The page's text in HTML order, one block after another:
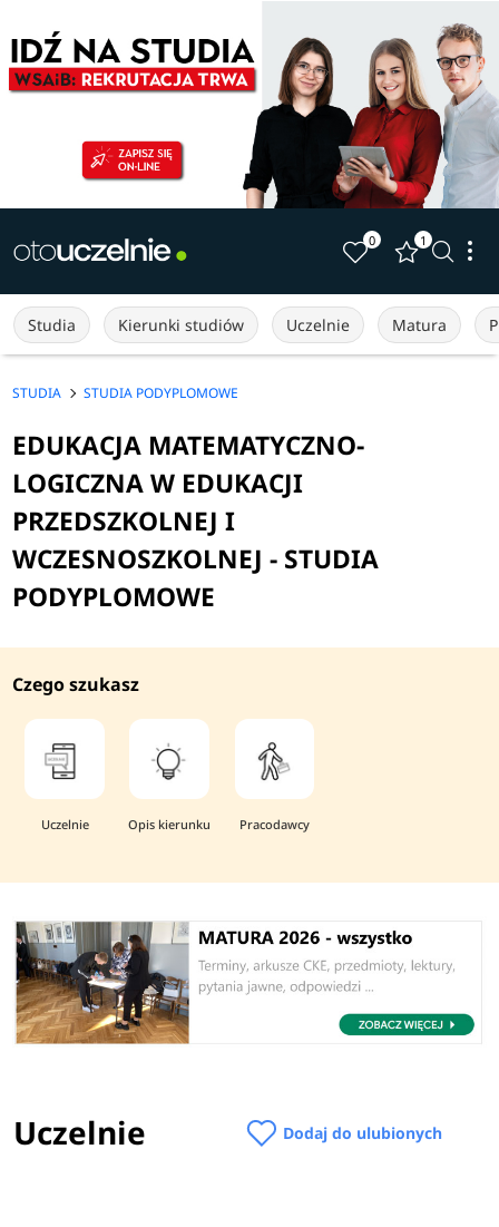
0 1
Studia Kierunki studiów Uczelnie Matura
STUDIA STUDIA PODYPLOMOWE
EDUKACJA MATEMATYCZNO-
LOGICZNA W EDUKACJI
PRZEDSZKOLNEJ I
WCZESNOSZKOLNEJ - STUDIA
PODYPLOMOWE
Czego szukasz
Uczelnie Opis kierunku Pracodawcy
Uczelnie Dodaj do ulubionych